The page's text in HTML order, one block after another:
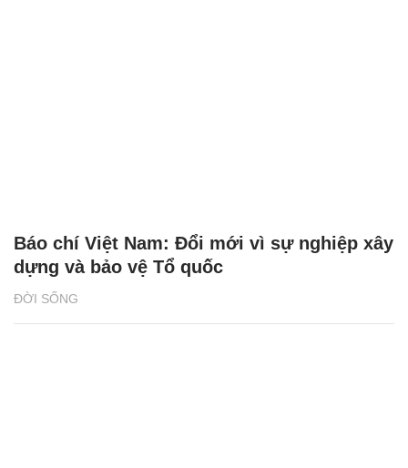
ĐỜI SỐNG
Báo chí Việt Nam: Đổi mới vì sự nghiệp xây
dựng và bảo vệ Tổ quốc